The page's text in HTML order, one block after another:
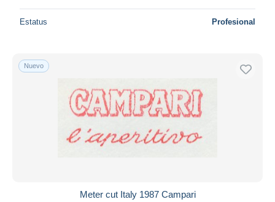
Estatus Profesional
Nuevo
Meter cut Italy 1987 Campari